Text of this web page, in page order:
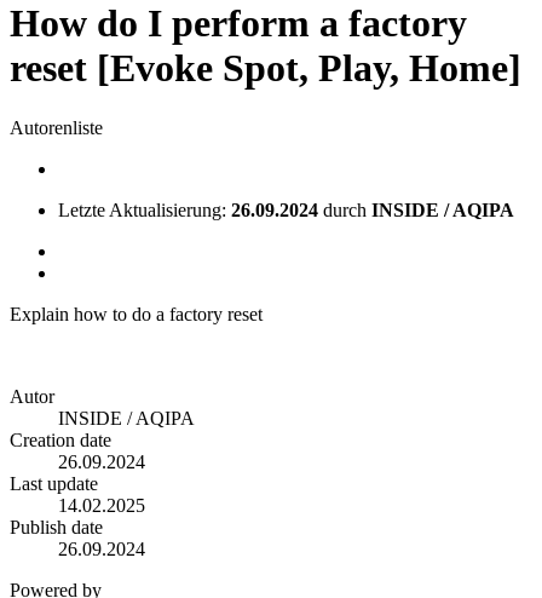
How do I perform a factory
reset [Evoke Spot, Play, Home]
Autorenliste
Letzte Aktualisierung: 26.09.2024 durch INSIDE / AQIPA
Explain how to do a factory reset
Autor
INSIDE / AQIPA
Creation date
26.09.2024
Last update
14.02.2025
Publish date
26.09.2024
Powered by